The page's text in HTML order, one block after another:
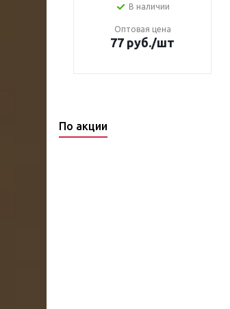
В наличии
Оптовая цена
77 руб./шт
По акции